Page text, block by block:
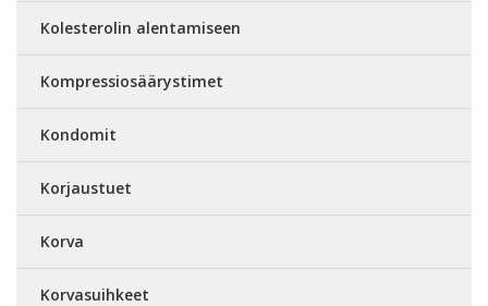
Kolesterolin alentamiseen
Kompressiosäärystimet
Kondomit
Korjaustuet
Korva
Korvasuihkeet